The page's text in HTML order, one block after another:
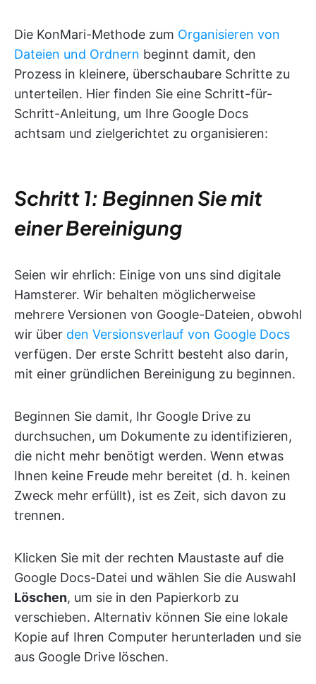
Die KonMari-Methode zum Organisieren von
Dateien und Ordnern beginnt damit, den
Prozess in kleinere, überschaubare Schritte zu
unterteilen. Hier finden Sie eine Schritt-für-
Schritt-Anleitung, um Ihre Google Docs
achtsam und zielgerichtet zu organisieren:
Schritt 1: Beginnen Sie mit
einer Bereinigung
Seien wir ehrlich: Einige von uns sind digitale
Hamsterer. Wir behalten möglicherweise
mehrere Versionen von Google-Dateien, obwohl
wir über den Versionsverlauf von Google Docs
verfügen. Der erste Schritt besteht also darin,
mit einer gründlichen Bereinigung zu beginnen.
Beginnen Sie damit, Ihr Google Drive zu
durchsuchen, um Dokumente zu identifizieren,
die nicht mehr benötigt werden. Wenn etwas
Ihnen keine Freude mehr bereitet (d. h. keinen
Zweck mehr erfüllt), ist es Zeit, sich davon zu
trennen.
Klicken Sie mit der rechten Maustaste auf die
Google Docs-Datei und wählen Sie die Auswahl
Löschen, um sie in den Papierkorb zu
verschieben. Alternativ können Sie eine lokale
Kopie auf Ihren Computer herunterladen und sie
aus Google Drive löschen.